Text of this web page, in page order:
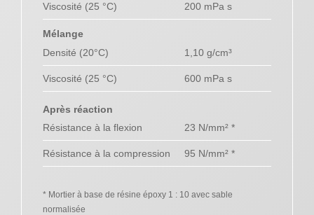
Viscosité (25 °C) 200 mPa s
Mélange
Densité (20°C)
1,10 g/cm³
Viscosité (25 °C) 600 mPa s
Après réaction
Résistance à la flexion
23 N/mm² *
Résistance à la compression 95 N/mm² *
* Mortier à base de résine époxy 1 : 10 avec sable
normalisée